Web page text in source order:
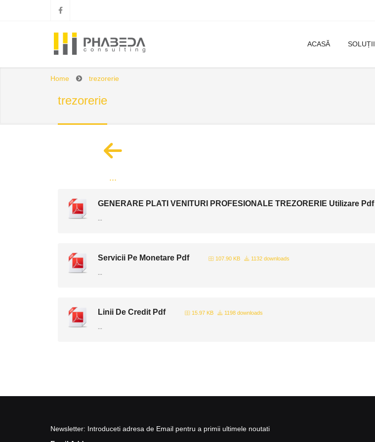
ACASĂ SOLUȚII
trezorerie
Home trezorerie
...
GENERARE PLATI VENITURI PROFESIONALE TREZORERIE Utilizare Pdf
...
Servicii Pe Monetare Pdf 107.90 KB 1132 downloads
...
Linii De Credit Pdf 15.97 KB 1198 downloads
...
Newsletter: Introduceti adresa de Email pentru a primii ultimele noutati